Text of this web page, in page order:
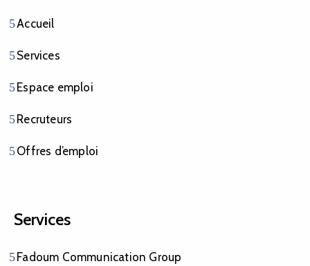
Accueil
Services
Espace emploi
Recruteurs
Offres d’emploi
Services
Fadoum Communication Group